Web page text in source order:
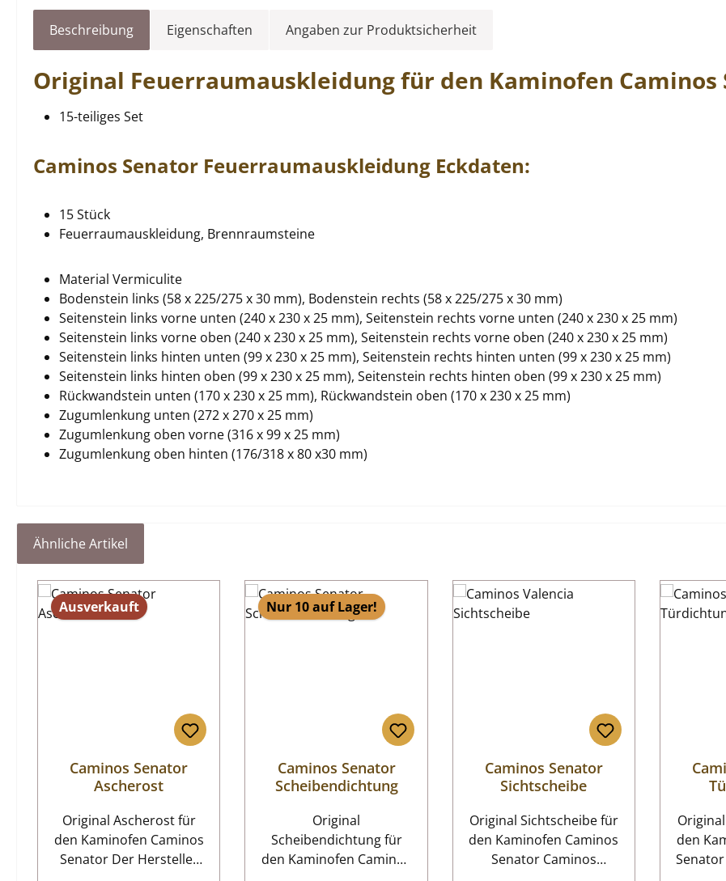
Beschreibung Eigenschaften Angaben zur Produktsicherheit
Original Feuerraumauskleidungfür den Kaminofen Caminos
15-teiliges Set
Caminos Senator Feuerraumauskleidung Eckdaten:
15 Stück
Feuerraumauskleidung, Brennraumsteine
Material Vermiculite
Bodenstein links (58 x 225/275 x 30 mm), Bodenstein rechts (58 x 225/275 x 30 mm)
Seitenstein links vorne unten (240 x 230 x 25 mm), Seitenstein rechts vorne unten (240 x 230 x 25 mm)
Seitenstein links vorne oben (240 x 230 x 25 mm), Seitenstein rechts vorne oben (240 x 230 x 25 mm)
Seitenstein links hinten unten (99 x 230 x 25 mm), Seitenstein rechts hinten unten (99 x 230 x 25 mm)
Seitenstein links hinten oben (99 x 230 x 25 mm), Seitenstein rechts hinten oben (99 x 230 x 25 mm)
Rückwandstein unten (170 x 230 x 25 mm), Rückwandstein oben (170 x 230 x 25 mm)
Zugumlenkung unten (272 x 270 x 25 mm)
Zugumlenkung oben vorne (316 x 99 x 25 mm)
Zugumlenkung oben hinten (176/318 x 80 x30 mm)
Ähnliche Artikel
Produktgalerie überspringen
Ausverkauft
Caminos Senator
Ascherost
Original Ascherost für
den Kaminofen Caminos
Senator Der Hersteller
Nur 10 auf Lager!
Caminos Senator
Scheibendichtung
Original
Scheibendichtung für
den Kaminofen Caminos
Caminos Senator
Sichtscheibe
Original Sichtscheibe für
den Kaminofen Caminos
Senator Caminos
Original
den
Senator Für die Montage